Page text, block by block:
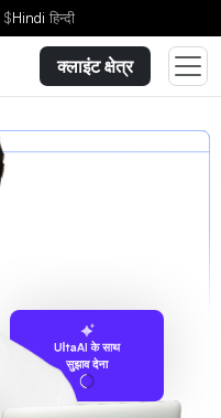
$Hindi हिन्दी
क्लाइंट क्षेत्र
UltaAI के साथ
सुझाव देना